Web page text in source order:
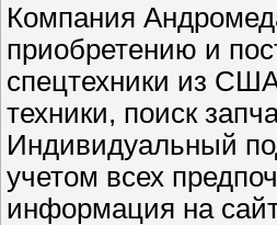
Компания
приобретению и
спецтехники из
техники, поиск
Индивидуальный
учетом всех
информация на